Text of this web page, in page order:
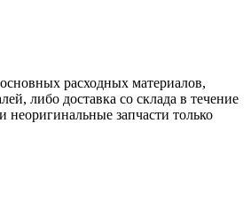
расходных материалов,
либо доставка со склада в течение
неоригинальные запчасти только